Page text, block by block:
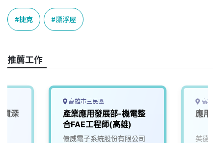
c
e
b
o
k
e
r
e
a
n
k
捷克 漂浮屋
推薦工作
資深
高雄市三民區
產業應用發展部-機電整
合FAE工程師(高雄)
億威電子系統股份有限公司
高雄
應用
英德睿